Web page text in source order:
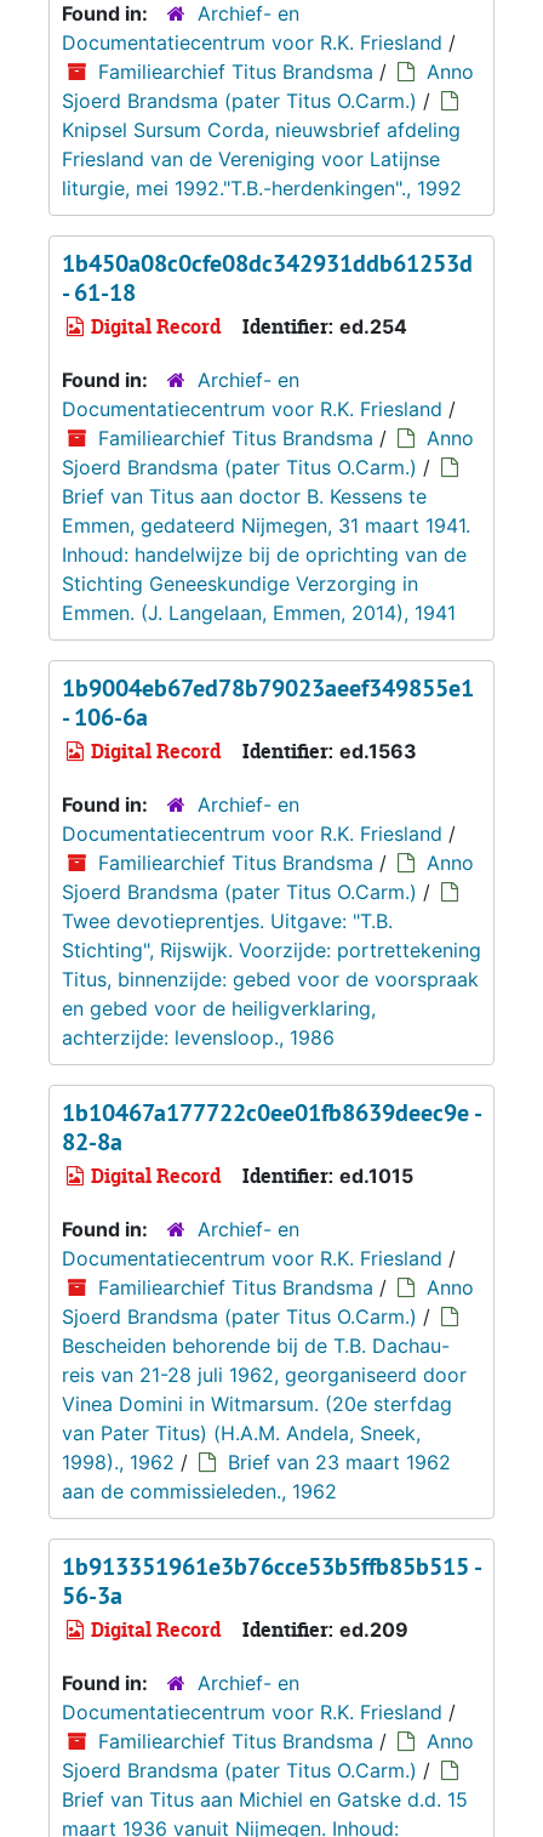
Found in:
Archief- en
Documentatiecentrum voor R.K. Friesland /
Familiearchief Titus Brandsma /
Anno
Sjoerd Brandsma (pater Titus O.Carm.) /
Knipsel Sursum Corda, nieuwsbrief afdeling
Friesland van de Vereniging voor Latijnse
liturgie, mei 1992."T.B.-herdenkingen"., 1992
1b450a08c0cfe08dc342931ddb61253d
- 61-18
Digital Record Identifier: ed.254
Found in:
Archief- en
Documentatiecentrum voor R.K. Friesland /
Familiearchief Titus Brandsma /
Anno
Sjoerd Brandsma (pater Titus O.Carm.) /
Brief van Titus aan doctor B. Kessens te
Emmen, gedateerd Nijmegen, 31 maart 1941.
Inhoud: handelwijze bij de oprichting van de
Stichting Geneeskundige Verzorging in
Emmen. (J. Langelaan, Emmen, 2014), 1941
1b9004eb67ed78b79023aeef349855e1
- 106-6a
Digital Record Identifier: ed.1563
Found in:
Archief- en
Documentatiecentrum voor R.K. Friesland /
Familiearchief Titus Brandsma /
Anno
Sjoerd Brandsma (pater Titus O.Carm.) /
Twee devotieprentjes. Uitgave: "T.B.
Stichting", Rijswijk. Voorzijde: portrettekening
Titus, binnenzijde: gebed voor de voorspraak
en gebed voor de heiligverklaring,
achterzijde: levensloop., 1986
1b10467a177722c0ee01fb8639deec9e -
82-8a
Digital Record Identifier: ed.1015
Found in:
Archief- en
Documentatiecentrum voor R.K. Friesland /
Familiearchief Titus Brandsma /
Anno
Sjoerd Brandsma (pater Titus O.Carm.) /
Bescheiden behorende bij de T.B. Dachau-
reis van 21-28 juli 1962, georganiseerd door
Vinea Domini in Witmarsum. (20e sterfdag
van Pater Titus) (H.A.M. Andela, Sneek,
1998)., 1962 /
Brief van 23 maart 1962
aan de commissieleden., 1962
1b913351961e3b76cce53b5ffb85b515 -
56-3a
Digital Record Identifier: ed.209
Found in:
Archief- en
Documentatiecentrum voor R.K. Friesland /
Familiearchief Titus Brandsma /
Anno
Sjoerd Brandsma (pater Titus O.Carm.) /
Brief van Titus aan Michiel en Gatske d.d. 15
maart 1936 vanuit Nijmegen. Inhoud: